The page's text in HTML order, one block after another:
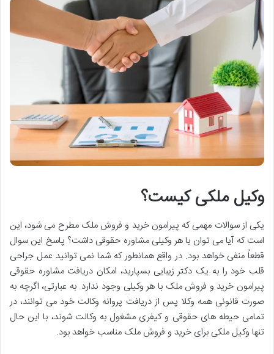
وکیل ملکی کیست؟
یکی از سوالات مهمی که پیرامون خرید و فروش ملک مطرح می شود، این
است که آیا می توان با هر وکیلی مشاوره حقوقی داشت؟ پاسخ این سوال
قطعاً منفی خواهد بود. در واقع همانطور که شما نمی توانید عمل جراحی
قلب خود را به یک دکتر زیبایی بسپارید، امکان دریافت مشاوره حقوقی
پیرامون خرید و فروش ملک با هر وکیلی وجود ندارد. به عبارتی، اگرچه به
صورت قانونی همه وکلا پس از دریافت پروانه وکالت خود می توانند، در
تمامی حیطه های حقوقی و کیفری مشغول به وکالت شوند، با این حال
تنها وکیل ملکی برای خرید و فروش ملک مناسب خواهد بود.